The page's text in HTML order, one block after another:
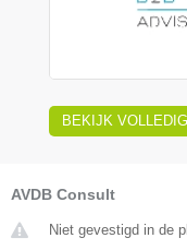
BEKIJK
AVDB Consult
Niet gevestigd in de